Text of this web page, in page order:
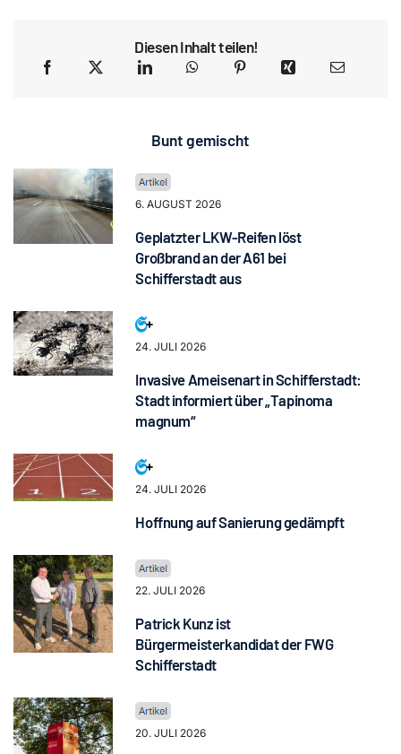
Diesen Inhalt teilen!
Bunt gemischt
6. AUGUST 2026
Geplatzter LKW-Reifen löst
Großbrand an der A61 bei
Schifferstadt aus
24. JULI 2026
Invasive Ameisenart in Schifferstadt:
Stadt informiert über „Tapinoma
magnum“
24. JULI 2026
Hoffnung auf Sanierung gedämpft
22. JULI 2026
Patrick Kunz ist
Bürgermeisterkandidat der FWG
Schifferstadt
20. JULI 2026